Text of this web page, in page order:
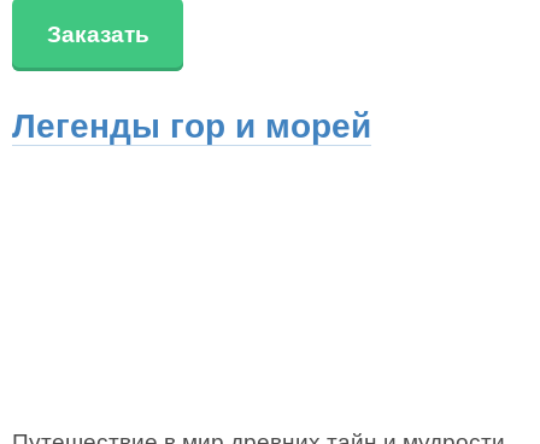
Заказать
Легенды гор и морей